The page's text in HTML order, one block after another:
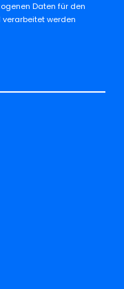
Daten für den
werden